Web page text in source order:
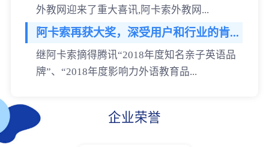
外教网迎来了重大喜讯,阿卡索外教网...
阿卡索再获大奖，深受用户和行业的肯...
继阿卡索摘得腾讯“2018年度知名亲子英语品
牌”、“2018年度影响力外语教育品...
企业荣誉